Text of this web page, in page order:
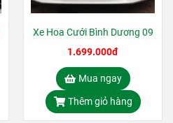
Xe Hoa Cưới Bình Dương 09
1.699.000đ
Mua ngay
Thêm giỏ hàng